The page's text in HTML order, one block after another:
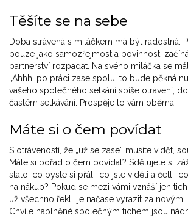
Těšíte se na sebe
Doba strávená s miláčkem má být radostná.
pouze jako samozřejmost a povinnost,
partnerství rozpadat. Na svého miláčka se
„Ahhh, po práci zase spolu, to bude pěkná
vašeho společného setkání spíše otrávení,
častém setkávání. Prospěje to vám oběma.
Máte si o čem povídat
S otráveností, že „už se zase“ musíte vidět,
Máte si pořád o čem povídat? Sdělujete si
stalo, co byste si přáli, co jste viděli a četli,
na nákup? Pokud se mezi vámi vznáší jen
už všechno řekli, je načase vyrazit za novými
Chvíle naplněné společným tichem jsou